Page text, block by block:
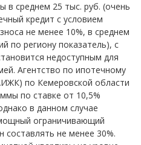
в среднем 25 тыс. руб. (очень
кредит с условием
не менее 10%, в среднем
по региону показатель), с
недоступным для
Агентство по ипотечному
по Кемеровской области
по ставке от 10,5%
в данном случае
ограничивающий
не менее 30%.